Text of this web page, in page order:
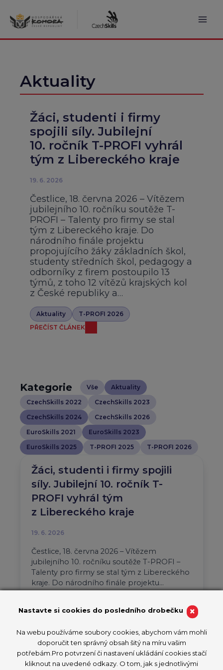
obsah
Aktuality
Žáci, studenti i firmy
spojili síly. Jubilejní
10. ročník T-PROFI vyhrál
tým z Libereckého kraje
19. 6. 2026
Čestlice, 18. června 2026 – Vítězem
jubilejního 10. ročníku soutěže T-
PROFI – Talenty pro firmy se stal
tým z Libereckého kraje. Do
národního finále projektu
propojujícího žáky základních škol,
studenty středních škol, pedagogy a
odborníky z firem postoupilo 13
týmů, z toho 12 vítězů krajských kol
z České republiky a…
Aktuality
T-PROFI 2026
PŘEČÍST ČLÁNEK
Kategorie Vše
Aktuality
CzechSkills 2022
CzechSkills 2023
CzechSkills 2024
CzechSkills 2026
EuroSkills 2021
EuroSkills 2023
EuroSkills 2025
T-PROFI 2025 T-PROFI 2026
Žáci, studenti i firmy spojili
síly. Jubilejní 10. ročník T-
PROFI vyhrál tým
z Libereckého kraje
19. 6. 2026
Čestlice, 18. června 2026 – Vítězem
jubilejního 10. ročníku soutěže T-PROFI –
Talenty pro firmy se stal tým z Libereckého
kraje. Do národního finále projektu…
×
Nastavte si cookies do posledního drobečku
Na webu používáme soubory cookies, abychom vám mohli
doporučit ten správný obsah šitý na míru vašim
potřebám.Pro potvrzení či nastavení ukládání cookies stačí
kliknout na uvedené odkazy. O tom, jak s jednotlivými